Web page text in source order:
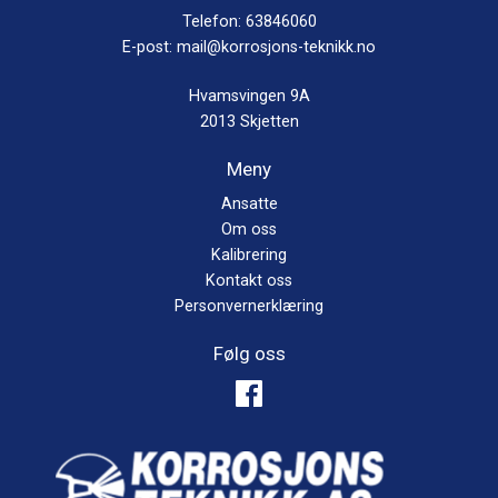
Telefon: 63846060
E-post: mail@korrosjons-teknikk.no
Hvamsvingen 9A
2013 Skjetten
Meny
Ansatte
Om oss
Kalibrering
Kontakt oss
Personvernerklæring
Følg oss